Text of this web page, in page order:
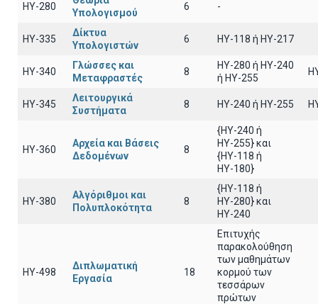
HY-280
Υπολογισμού
6 -
HY-335
Δίκτυα
Υπολογιστών
6 ΗΥ-118 ή ΗΥ-217
HY-340
Γλώσσες και
Μεταφραστές
8
HY-280 ή HY-240
ή HY-255
HY-345
Λειτουργικά
Συστήματα
8 HY-240 ή HY-255
HY-360
Αρχεία και Βάσεις
Δεδομένων
8
{HY-240 ή
ΗΥ-255} και
{ΗΥ-118 ή
ΗΥ-180}
HY-380
Αλγόριθμοι και
Πολυπλοκότητα
8
{HY-118 ή
ΗΥ-280} και
ΗΥ-240
HY-498
Διπλωματική
Εργασία
18
Επιτυχής
παρακολούθηση
των μαθημάτων
κορμού των
τεσσάρων
πρώτων